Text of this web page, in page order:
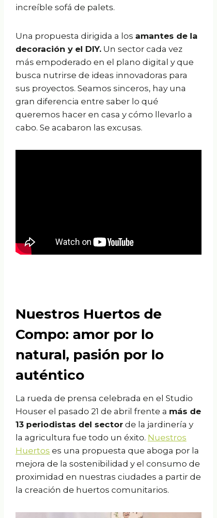
increíble sofá de palets.
Una propuesta dirigida a los amantes de la
decoración y el DIY. Un sector cada vez
más empoderado en el plano digital y que
busca nutrirse de ideas innovadoras para
sus proyectos. Seamos sinceros, hay una
gran diferencia entre saber lo qué
queremos hacer en casa y cómo llevarlo a
cabo. Se acabaron las excusas.
Nuestros Huertos de
Compo: amor por lo
natural, pasión por lo
auténtico
La rueda de prensa celebrada en el Studio
Houser el pasado 21 de abril frente a más de
13 periodistas del sector de la jardinería y
la agricultura fue todo un éxito. Nuestros
Huertos es una propuesta que aboga por la
mejora de la sostenibilidad y el consumo de
proximidad en nuestras ciudades a partir de
la creación de huertos comunitarios.